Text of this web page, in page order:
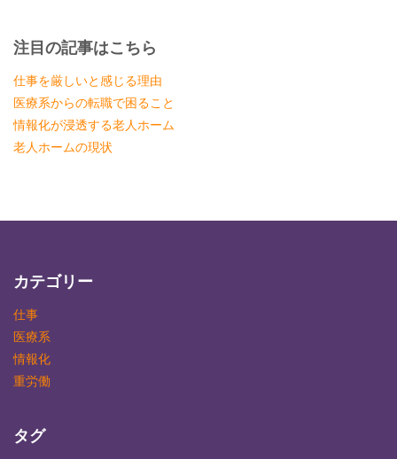
注目の記事はこちら
仕事を厳しいと感じる理由
医療系からの転職で困ること
情報化が浸透する老人ホーム
老人ホームの現状
カテゴリー
仕事
医療系
情報化
重労働
タグ